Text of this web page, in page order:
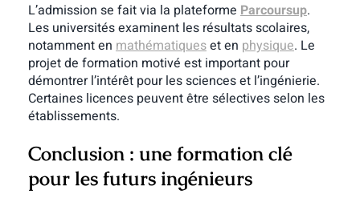
L’admission se fait via la plateforme Parcoursup.
Les universités examinent les résultats scolaires,
notamment en mathématiqueset en physique. Le
projet de formation motivé est important pour
démontrer l’intérêt pour les sciences et l’ingénierie.
Certaines licences peuvent être sélectives selon les
établissements.
Conclusion : une formation clé
pour les futurs ingénieurs